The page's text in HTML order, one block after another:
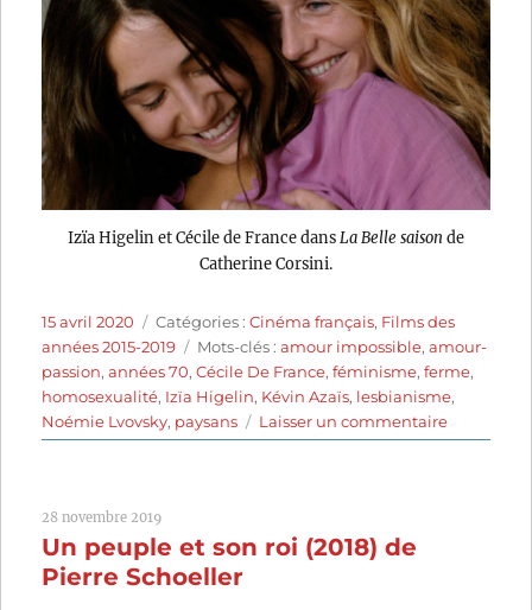
Izïa Higelin et Cécile de France dans La Belle saison de
Catherine Corsini.
Publié
le
15 avril 2020 Catégories
Catégories :Cinéma français, Films des
années 2015-2019
Étiquettes
Mots-clés :amour impossible,amour-
passion,années 70,Cécile De France,féminisme,ferme,
homosexualité, Izïa Higelin, Kévin Azaïs, lesbianisme,
Noémie Lvovsky, paysans Laisser un commentairesur
La
28 novembre 2019
Un peuple et son roi (2018) de
Pierre Schoeller